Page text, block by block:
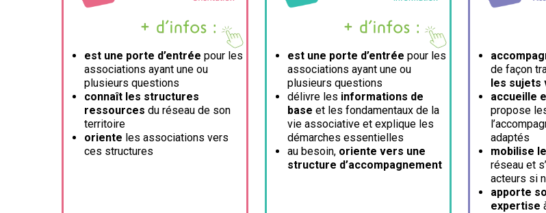
est une porte d’entrée pour les
associations ayant une ou
plusieurs questions
connaît les structures
ressources du réseau de son
territoire
oriente les associations vers
ces structures
est une porte d’entrée pour les
associations ayant une ou
plusieurs questions
délivre les informations de
base et les fondamentaux de la
vie associative et explique les
démarches essentielles
au besoin, oriente vers une
structure d’accompagnement
de façon
les sujets
accueille
propose
adaptés
mobilise
réseau et
acteurs si
apporte
expertise